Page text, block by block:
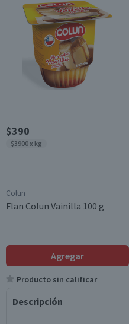
$390
$3900 x kg
Colun
Flan Colun Vainilla 100 g
Agregar
Producto sin calificar
Descripción